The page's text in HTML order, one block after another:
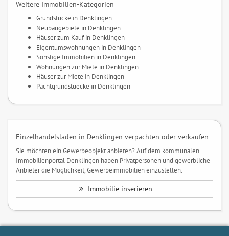
Weitere Immobilien-Kategorien
Grundstücke in Denklingen
Neubaugebiete in Denklingen
Häuser zum Kauf in Denklingen
Eigentumswohnungen in Denklingen
Sonstige Immobilien in Denklingen
Wohnungen zur Miete in Denklingen
Häuser zur Miete in Denklingen
Pachtgrundstuecke in Denklingen
Einzelhandelsladen in Denklingen verpachten oder verkaufen
Sie möchten ein Gewerbeobjekt anbieten? Auf dem kommunalen
Immobilienportal Denklingen haben Privatpersonen und gewerbliche
Anbieter die Möglichkeit, Gewerbeimmobilien einzustellen.
Immobilie inserieren